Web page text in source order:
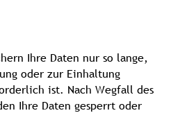
Ihre Daten nur so lange,
oder zur Einhaltung
ist. Nach Wegfall des
Ihre Daten gesperrt oder